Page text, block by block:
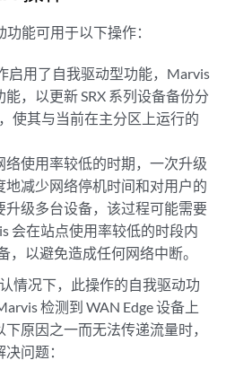
能可用于以下操作：
启用了自我驱动型功能，Marvis
，以更新 SRX 系列设备备份分
使其与当前在主分区上运行的
络使用率较低的时期，一次升级
地减少网络停机时间和对用户的
升级多台设备，该过程可能需要
会在站点使用率较低的时段内
，以避免造成任何网络中断。
情况下，此操作的自我驱动功
检测到 WAN Edge 设备上
原因之一而无法传递流量时，
问题：